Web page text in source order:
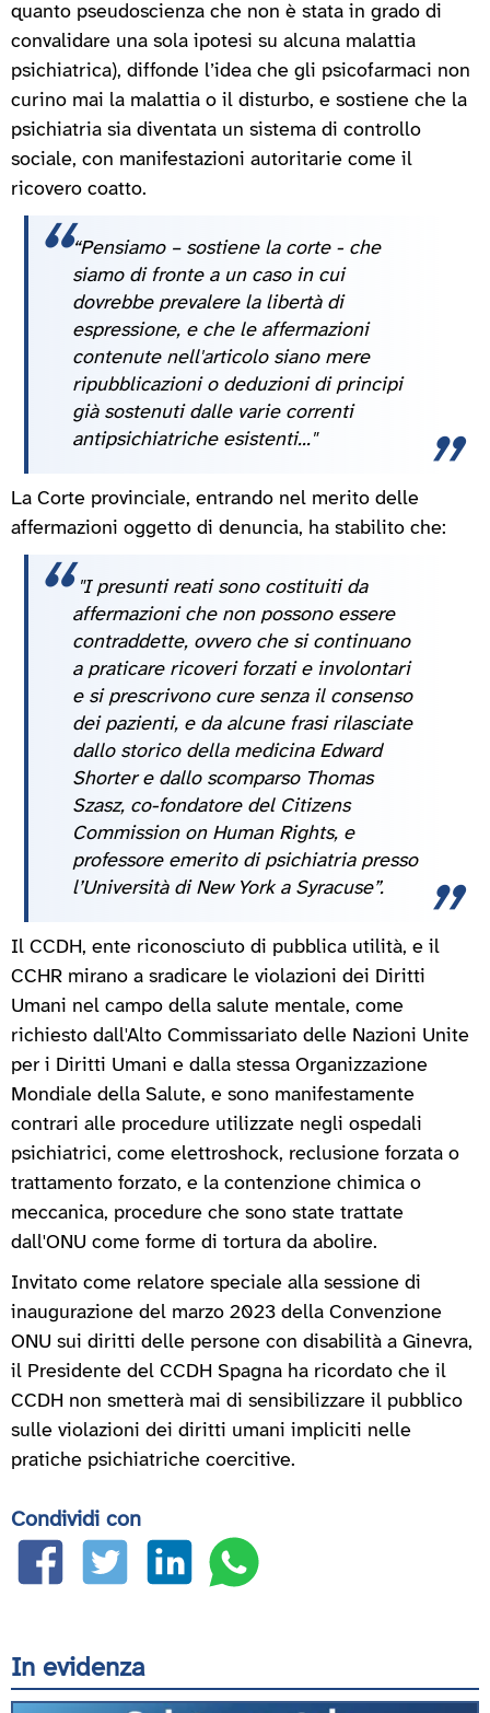
quanto pseudoscienza che non è stata in grado di
convalidare una sola ipotesi su alcuna malattia
psichiatrica), diffonde l’idea che gli psicofarmaci non
curino mai la malattia o il disturbo, e sostiene che la
psichiatria sia diventata un sistema di controllo
sociale, con manifestazioni autoritarie come il
ricovero coatto.
“Pensiamo – sostiene la corte - che
siamo di fronte a un caso in cui
dovrebbe prevalere la libertà di
espressione, e che le affermazioni
contenute nell'articolo siano mere
ripubblicazioni o deduzioni di principi
già sostenuti dalle varie correnti
antipsichiatriche esistenti..."
La Corte provinciale, entrando nel merito delle
affermazioni oggetto di denuncia, ha stabilito che:
"I presunti reati sono costituiti da
affermazioni che non possono essere
contraddette, ovvero che si continuano
a praticare ricoveri forzati e involontari
e si prescrivono cure senza il consenso
dei pazienti, e da alcune frasi rilasciate
dallo storico della medicina Edward
Shorter e dallo scomparso Thomas
Szasz, co-fondatore del Citizens
Commission on Human Rights, e
professore emerito di psichiatria presso
l’Università di New York a Syracuse”.
Il CCDH, ente riconosciuto di pubblica utilità, e il
CCHR mirano a sradicare le violazioni dei Diritti
Umani nel campo della salute mentale, come
richiesto dall'Alto Commissariato delle Nazioni Unite
per i Diritti Umani e dalla stessa Organizzazione
Mondiale della Salute, e sono manifestamente
contrari alle procedure utilizzate negli ospedali
psichiatrici, come elettroshock, reclusione forzata o
trattamento forzato, e la contenzione chimica o
meccanica, procedure che sono state trattate
dall'ONU come forme di tortura da abolire.
Invitato come relatore speciale alla sessione di
inaugurazione del marzo 2023 della Convenzione
ONU sui diritti delle persone con disabilità a Ginevra,
il Presidente del CCDH Spagna ha ricordato che il
CCDH non smetterà mai di sensibilizzare il pubblico
sulle violazioni dei diritti umani impliciti nelle
pratiche psichiatriche coercitive.
Condividi con
In evidenza